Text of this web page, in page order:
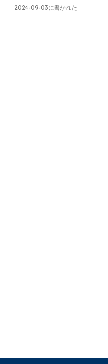
2024-09-03に書かれた